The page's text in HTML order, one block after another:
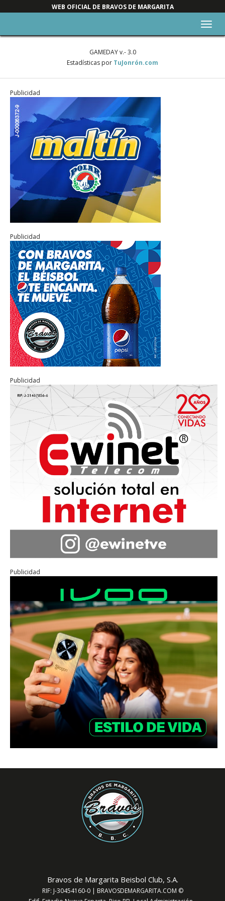
WEB OFICIAL DE BRAVOS DE MARGARITA
GAMEDAY v.- 3.0
Estadísticas por TuJonrón.com
Publicidad
Publicidad
Publicidad
Publicidad
Bravos de Margarita Beisbol Club, S.A.
RIF: J-30454160-0 | BRAVOSDEMARGARITA.COM ©